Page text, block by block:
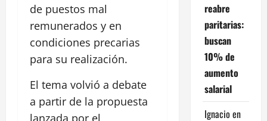
de puestos mal
remunerados y en
condiciones precarias
para su realización.
El tema volvió a debate
a partir de la propuesta
lanzada por el
reabre
paritarias:
buscan
10% de
aumento
salarial
Ignacio en